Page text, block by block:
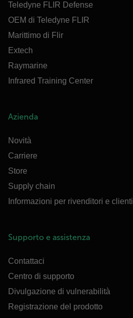
Teledyne FLIR Defense
OEM di Teledyne FLIR
Marittimo di Flir
Extech
Raymarine
Infrared Training Center
Azienda
Novità
Carriere
Store
Supply chain
Informazioni per rivenditori e clienti
Supporto e assistenza
Contattaci
Centro di supporto
Divulgazione di vulnerabilità
Registrazione del prodotto